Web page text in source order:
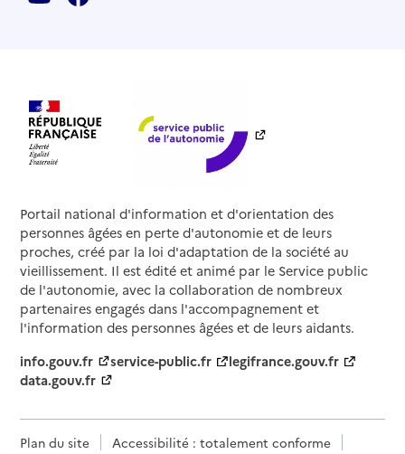
Portail national d'information et d'orientation des
personnes âgées en perte d'autonomie et de leurs
proches, créé par la loi d'adaptation de la société au
vieillissement. Il est édité et animé par le Service public
de l'autonomie, avec la collaboration de nombreux
partenaires engagés dans l'accompagnement et
l'information des personnes âgées et de leurs aidants.
info.gouv.fr
service-public.fr
legifrance.gouv.fr
data.gouv.fr
Plan du site
Accessibilité : totalement conforme